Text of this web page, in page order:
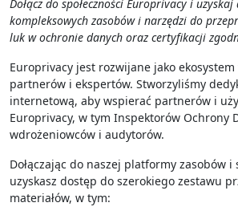
Dołącz do społeczności Europrivacy i
kompleksowych zasobów i narzędzi do
luk w ochronie danych oraz certyfikacji
Europrivacy jest rozwijane jako
partnerów i ekspertów. Stworzyliśmy
internetową, aby wspierać partnerów i
Europrivacy, w tym Inspektorów Ochrony
wdrożeniowców i audytorów.
Dołączając do naszej platformy zasobów i
uzyskasz dostęp do szerokiego zestawu
materiałów, w tym: